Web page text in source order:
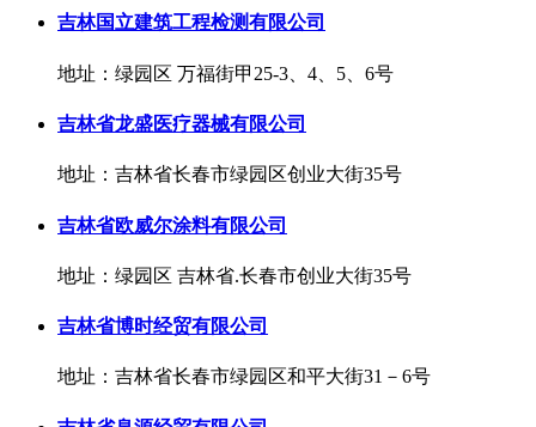
吉林国立建筑工程检测有限公司
地址：绿园区 万福街甲25-3、4、5、6号
吉林省龙盛医疗器械有限公司
地址：吉林省长春市绿园区创业大街35号
吉林省欧威尔涂料有限公司
地址：绿园区 吉林省.长春市创业大街35号
吉林省博时经贸有限公司
地址：吉林省长春市绿园区和平大街31－6号